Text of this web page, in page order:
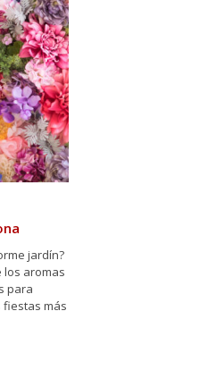
jardín?
los aromas
para
fiestas más